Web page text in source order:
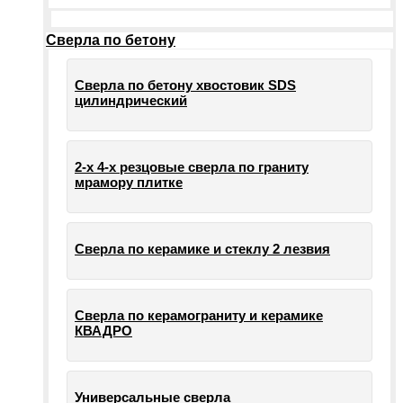
Сверла по бетону
Сверла по бетону хвостовик SDS
цилиндрический
2-х 4-х резцовые сверла по граниту
мрамору плитке
Сверла по керамике и стеклу 2 лезвия
Сверла по керамограниту и керамике
КВАДРО
Универсальные сверла